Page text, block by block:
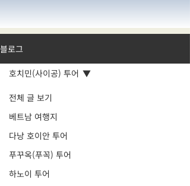
블로그
전체 글 보기
베트남 여행지
다낭 호이안 투어
푸꾸옥(푸꼭) 투어
하노이 투어
호치민(사이공) 투어